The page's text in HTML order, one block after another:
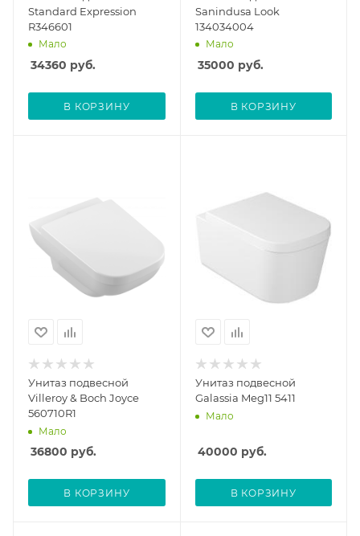
Standard Expression
R346601
Мало
34360 руб.
В КОРЗИНУ
Sanindusa Look
134034004
Мало
35000 руб.
В КОРЗИНУ
Унитаз подвесной
Villeroy & Boch Joyce
560710R1
Мало
36800 руб.
В КОРЗИНУ
Унитаз подвесной
Galassia Meg11 5411
Мало
40000 руб.
В КОРЗИНУ